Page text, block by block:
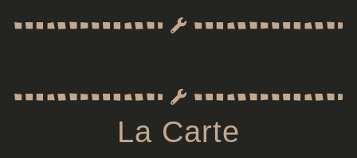
La Carte